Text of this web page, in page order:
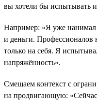
вы хотели бы испытывать
Например: «Я уже нанимал
и деньги. Профессионалов
только на себя. Я
напряжённость».
Смещаем контекст с
на продвигающую: